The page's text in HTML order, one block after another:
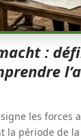
:
les forces
la période de la